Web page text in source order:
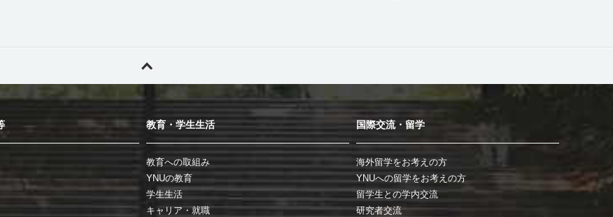
教育・学生生活
教育への取組み
YNUの教育
学生生活
キャリア・就職
国際交流・留学
海外留学をお考えの方
YNUへの留学をお考えの方
留学生との学内交流
研究者交流